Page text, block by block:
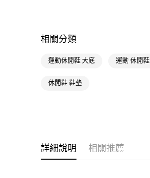
相關分類
運動休閒鞋 大底 運動 休閒鞋
休閒鞋 鞋墊
詳細說明 相關推薦